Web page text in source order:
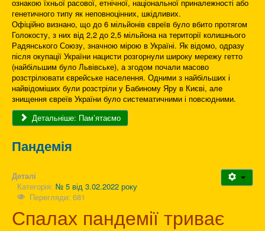
ознакою їхньої расової, етнічної, національної приналежності або
генетичного типу як неповноцінних, шкідливих.
Офіційно визнано, що до 6 мільйонів євреїв було вбито протягом
Голокосту, з них від 2,2 до 2,5 мільйона на території колишнього
Радянського Союзу, значною мірою в Україні. Як відомо, одразу
після окупації України нацисти розгорнули широку мережу гетто
(найбільшим було Львівське), а згодом почали масово
розстрілювати єврейське населення. Одними з найбільших і
найвідоміших були розстріли у Бабиному Яру в Києві, але
знищення євреїв України було систематичними і повсюдними.
Детальніше: Пам’ятаємо
Пандемія
Деталі
Категорія: № 5 від 3.02.2022 року
Перегляди: 681
Спалах пандемії триває